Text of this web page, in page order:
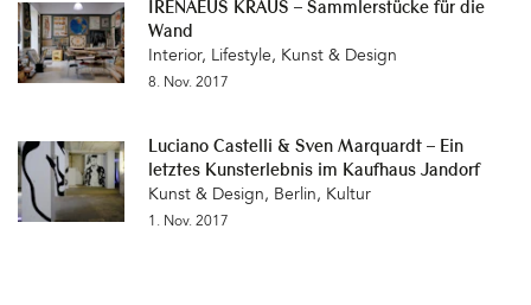
IRENAEUS KRAUS – Sammlerstücke für die
Wand
Interior, Lifestyle, Kunst & Design
8. Nov. 2017
Luciano Castelli & Sven Marquardt – Ein
letztes Kunsterlebnis im Kaufhaus Jandorf
Kunst & Design, Berlin, Kultur
1. Nov. 2017